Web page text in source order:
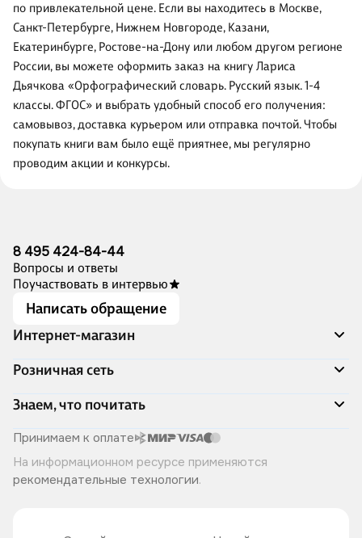
по привлекательной цене. Если вы находитесь в Москве,
Санкт-Петербурге, Нижнем Новгороде, Казани,
Екатеринбурге, Ростове-на-Дону или любом другом регионе
России, вы можете оформить заказ на книгу Лариса
Дьячкова «Орфографический словарь. Русский язык. 1-4
классы. ФГОС» и выбрать удобный способ его получения:
самовывоз, доставка курьером или отправка почтой. Чтобы
покупать книги вам было ещё приятнее, мы регулярно
проводим акции и конкурсы.
8 495 424-84-44
Вопросы и ответы
Поучаствовать в интервью
Написать обращение
Интернет-магазин
Акции
Доставка и оплата
Программа лояльности
Подарочные сертификаты
Правила продажи
Политика конфиденциальности
Розничная сеть
Адреса магазинов
Книжный Дозор
О компании
Читай-город для бизнеса
Хотите у нас работать?
Знаем, что почитать
Скоро в продаже
Лучшие из лучших
Читай-журнал
Принимаем к оплате
На информационном ресурсе применяются
рекомендательные технологии.